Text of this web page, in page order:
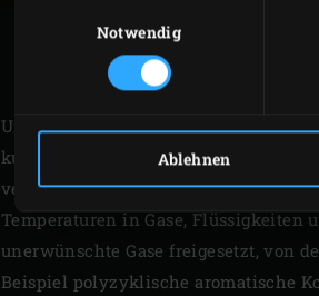
Notwendig
Ablehnen
WIE
Um Ihnen zu erklären, warum Pure
kurz, wie Holzkohle im Allgemeinen
verkohltes Holz. Dieser
Temperaturen in Gase, Flüssigkeiten
unerwünschte Gase freigesetzt, von
Beispiel polyzyklische aromatische